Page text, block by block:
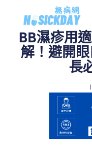
BB濕疹用
解！避開
長